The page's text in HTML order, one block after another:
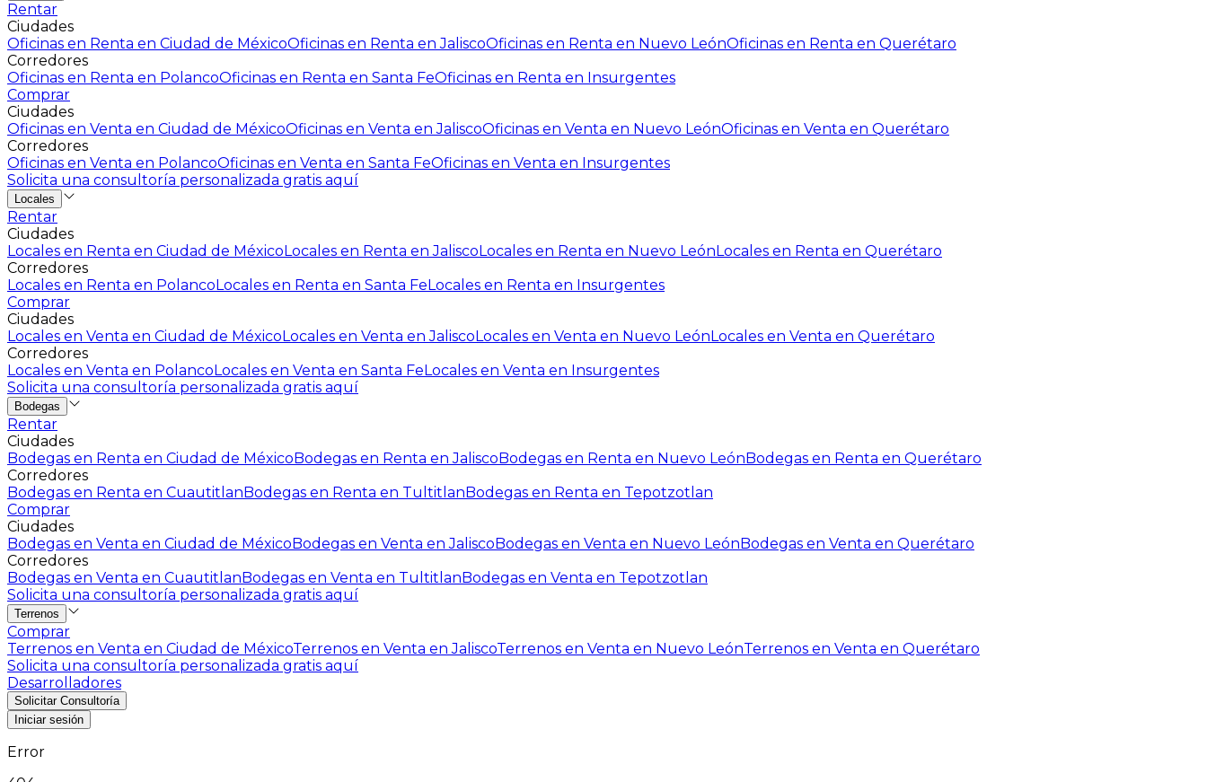
Rentar
Ciudades
Oficinas en Renta en Ciudad de MéxicoOficinas en Renta en JaliscoOficinas en Renta en Nuevo LeónOficinas en Renta en Querétaro
Corredores
Oficinas en Renta en PolancoOficinas en Renta en Santa FeOficinas en Renta en Insurgentes
Comprar
Ciudades
Oficinas en Venta en Ciudad de MéxicoOficinas en Venta en JaliscoOficinas en Venta en Nuevo LeónOficinas en Venta en Querétaro
Corredores
Oficinas en Venta en PolancoOficinas en Venta en Santa FeOficinas en Venta en Insurgentes
Solicita una consultoría personalizada gratis aquí
Locales
Rentar
Ciudades
Locales en Renta en Ciudad de MéxicoLocales en Renta en JaliscoLocales en Renta en Nuevo LeónLocales en Renta en Querétaro
Corredores
Locales en Renta en PolancoLocales en Renta en Santa FeLocales en Renta en Insurgentes
Comprar
Ciudades
Locales en Venta en Ciudad de MéxicoLocales en Venta en JaliscoLocales en Venta en Nuevo LeónLocales en Venta en Querétaro
Corredores
Locales en Venta en PolancoLocales en Venta en Santa FeLocales en Venta en Insurgentes
Solicita una consultoría personalizada gratis aquí
Bodegas
Rentar
Ciudades
Bodegas en Renta en Ciudad de MéxicoBodegas en Renta en JaliscoBodegas en Renta en Nuevo LeónBodegas en Renta en Querétaro
Corredores
Bodegas en Renta en CuautitlanBodegas en Renta en TultitlanBodegas en Renta en Tepotzotlan
Comprar
Ciudades
Bodegas en Venta en Ciudad de MéxicoBodegas en Venta en JaliscoBodegas en Venta en Nuevo LeónBodegas en Venta en Querétaro
Corredores
Bodegas en Venta en CuautitlanBodegas en Venta en TultitlanBodegas en Venta en Tepotzotlan
Solicita una consultoría personalizada gratis aquí
Terrenos
Comprar
Terrenos en Venta en Ciudad de MéxicoTerrenos en Venta en JaliscoTerrenos en Venta en Nuevo LeónTerrenos en Venta en Querétaro
Solicita una consultoría personalizada gratis aquí
Desarrolladores
Solicitar Consultoría
Iniciar sesión
Error